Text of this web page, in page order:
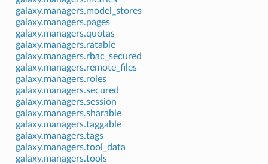
galaxy.managers.model_stores
galaxy.managers.pages
galaxy.managers.quotas
galaxy.managers.ratable
galaxy.managers.rbac_secured
galaxy.managers.remote_files
galaxy.managers.roles
galaxy.managers.secured
galaxy.managers.session
galaxy.managers.sharable
galaxy.managers.taggable
galaxy.managers.tags
galaxy.managers.tool_data
galaxy.managers.tools